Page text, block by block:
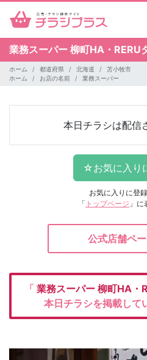
業務スーパー 柳町HA・RERU
ホーム 都道府県 北海道
苫小牧市
ホーム
お店の名前 業務スーパー
本日チラシは配信
お気に入りに登
「 トップページ 」に
公式店舗ペ
「 業務スーパー 柳町HA・
本日チラシを掲載して